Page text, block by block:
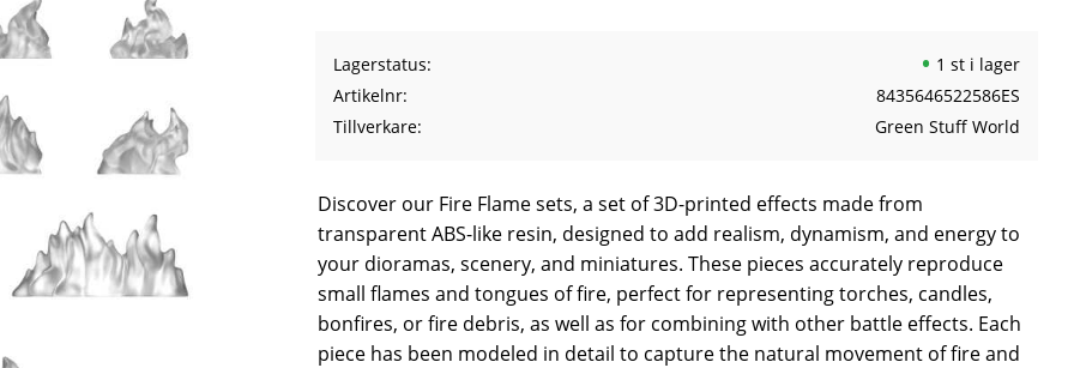
Lagerstatus
1 st i lager
Artikelnr
8435646522586ES
Tillverkare
Green Stuff World
Discover our Fire Flame sets, a set of 3D-printed effects made from
transparent ABS-like resin, designed to add realism, dynamism, and energy to
your dioramas, scenery, and miniatures. These pieces accurately reproduce
small flames and tongues of fire, perfect for representing torches, candles,
bonfires, or fire debris, as well as for combining with other battle effects. Each
piece has been modeled in detail to capture the natural movement of fire and